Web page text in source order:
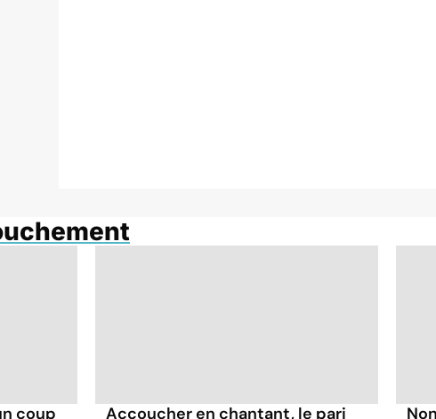
coup
Accoucher en chantant, le pari